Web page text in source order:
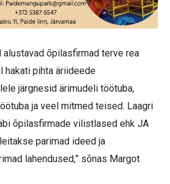
alustavad õpilasfirmad terve rea
hakati pihta äriideede
järgnesid ärimudeli töötuba,
ja veel mitmed teised. Laagri
õpilasfirmade vilistlased ehk JA
parimad ideed ja
lahendused,” sõnas Margot